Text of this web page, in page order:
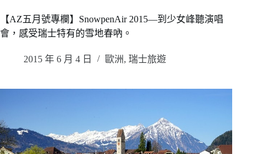
【AZ五月號專欄】SnowpenAir 2015—到少女峰聽演唱
會，感受瑞士特有的雪地春吶。
2015 年 6 月 4 日 歐洲, 瑞士旅遊